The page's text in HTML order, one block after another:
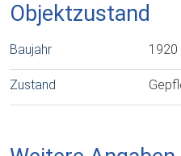
Objektzustand
Baujahr 1920
Zustand